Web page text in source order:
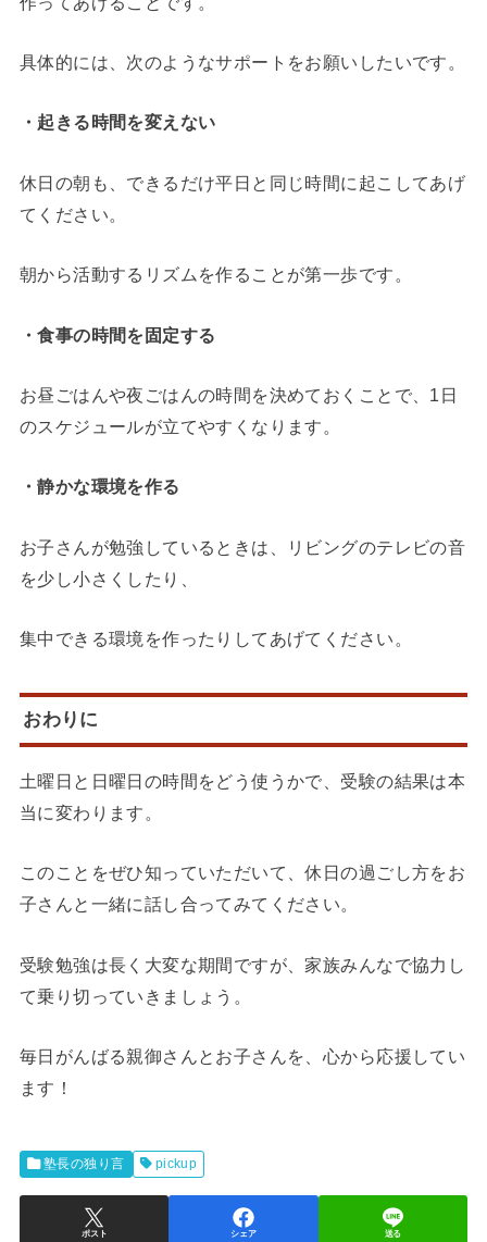
具体的には、次のようなサポートをお願いしたいです。
・起きる時間を変えない
休日の朝も、できるだけ平日と同じ時間に起こしてあげ
てください。
朝から活動するリズムを作ることが第一歩です。
・食事の時間を固定する
お昼ごはんや夜ごはんの時間を決めておくことで、1日
のスケジュールが立てやすくなります。
・静かな環境を作る
お子さんが勉強しているときは、リビングのテレビの音
を少し小さくしたり、
集中できる環境を作ったりしてあげてください。
おわりに
土曜日と日曜日の時間をどう使うかで、受験の結果は本
当に変わります。
このことをぜひ知っていただいて、休日の過ごし方をお
子さんと一緒に話し合ってみてください。
受験勉強は長く大変な期間ですが、家族みんなで協力し
て乗り切っていきましょう。
毎日がんばる親御さんとお子さんを、心から応援してい
ます！
塾長の独り言 pickup
ポスト シェア 送る